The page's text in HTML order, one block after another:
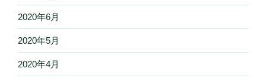
2020年6月
2020年5月
2020年4月